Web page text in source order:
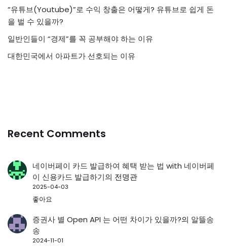
“유튜브(Youtube)”로 수익 창출은 어떻게? 유튜브로 쉽게 돈
을 벌 수 있을까?
일반인들이 “경제”를 꼭 공부해야 하는 이유
대한민국에서 아파트가 선호되는 이유
Recent Comments
네이버페이 카드 발급하여 혜택 받는 법 with 네이버페
이 신용카드 발급하기의 전명관
2025-04-03
좋아요
증권사 별 Open API 는 어떤 차이가 있을까?의 알뜰송
송
2024-11-01